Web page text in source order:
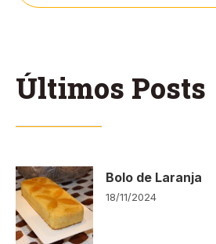
Últimos Posts
Bolo de Laranja
18/11/2024